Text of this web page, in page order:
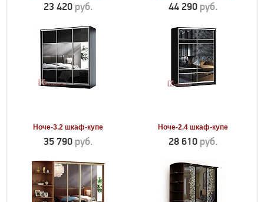
23 420 руб. 44 290 руб.
Ноче-3.2 шкаф-купе
35 790 руб.
Ноче-2.4 шкаф-купе
28 610 руб.